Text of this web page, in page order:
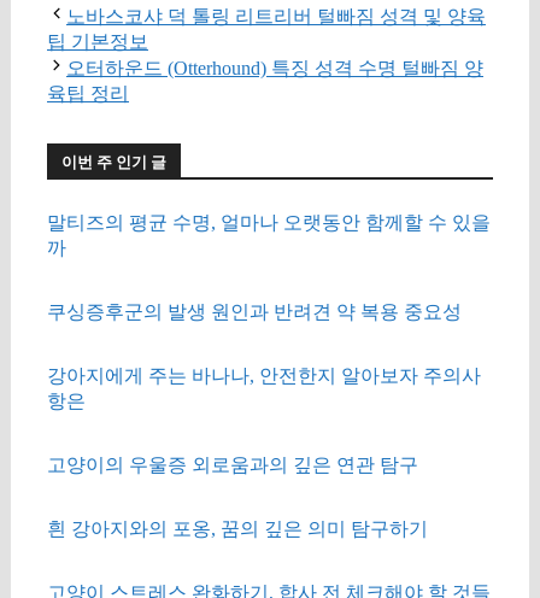
노바스코샤 덕 톨링 리트리버 털빠짐 성격 및 양육
팁 기본정보
오터하운드 (Otterhound) 특징 성격 수명 털빠짐 양
육팁 정리
이번 주 인기 글
말티즈의 평균 수명, 얼마나 오랫동안 함께할 수 있을
까
쿠싱증후군의 발생 원인과 반려견 약 복용 중요성
강아지에게 주는 바나나, 안전한지 알아보자 주의사
항은
고양이의 우울증 외로움과의 깊은 연관 탐구
흰 강아지와의 포옹, 꿈의 깊은 의미 탐구하기
고양이 스트레스 완화하기, 합사 전 체크해야 할 것들